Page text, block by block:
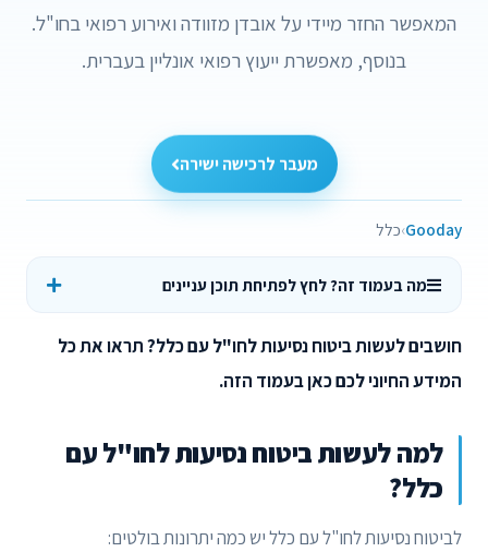
המאפשר החזר מיידי על אובדן מזוודה ואירוע רפואי בחו"ל.
בנוסף, מאפשרת ייעוץ רפואי אונליין בעברית.
מעבר לרכישה ישירה
Gooday כלל
מה בעמוד זה? לחץ לפתיחת תוכן עניינים
חושבים לעשות ביטוח נסיעות לחו"ל עם כלל? תראו את כל
המידע החיוני לכם כאן בעמוד הזה.
למה לעשות ביטוח נסיעות לחו"ל עם
כלל?
לביטוח נסיעות לחו"ל עם כלל יש כמה יתרונות בולטים: